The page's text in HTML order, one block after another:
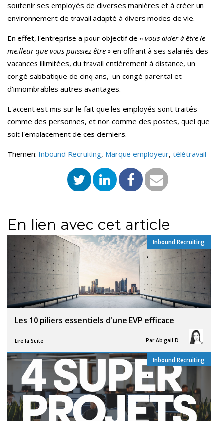
soutenir ses employés de diverses manières et à créer un
environnement de travail adapté à divers modes de vie.
En effet, l'entreprise a pour objectif de « vous aider à être le
meilleur que vous puissiez être » en offrant à ses salariés des
vacances illimitées, du travail entièrement à distance, un
congé sabbatique de cinq ans, un congé parental et
d'innombrables autres avantages.
L'accent est mis sur le fait que les employés sont traités
comme des personnes, et non comme des postes, quel que
soit l'emplacement de ces derniers.
Themen: Inbound Recruiting, Marque employeur, télétravail
En lien avec cet article
Les 10 piliers essentiels d'une EVP efficace
Lire la Suite Par Abigail Davies
Inbound Recruiting
,
Inbound Recruiting
,